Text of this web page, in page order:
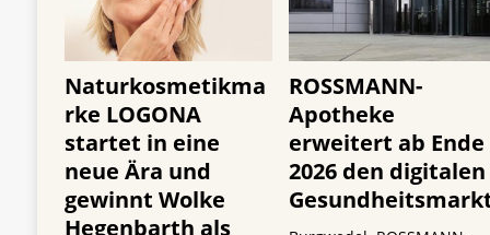
Naturkosmetikma
rke LOGONA
startet in eine
neue Ära und
gewinnt Wolke
Hegenbarth als
ROSSMANN-
Apotheke
erweitert ab Ende
2026 den digitalen